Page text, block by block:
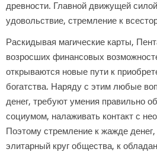
древности. Главной движущей
удовольствие, стремление к
Раскидывая магические карты,
возросших финансовых
открываются новые пути к
богатства. Наряду с этим любые
денег, требуют умения правильно
социумом, налаживать контакт с
Поэтому стремление к жажде
элитарный круг общества, к